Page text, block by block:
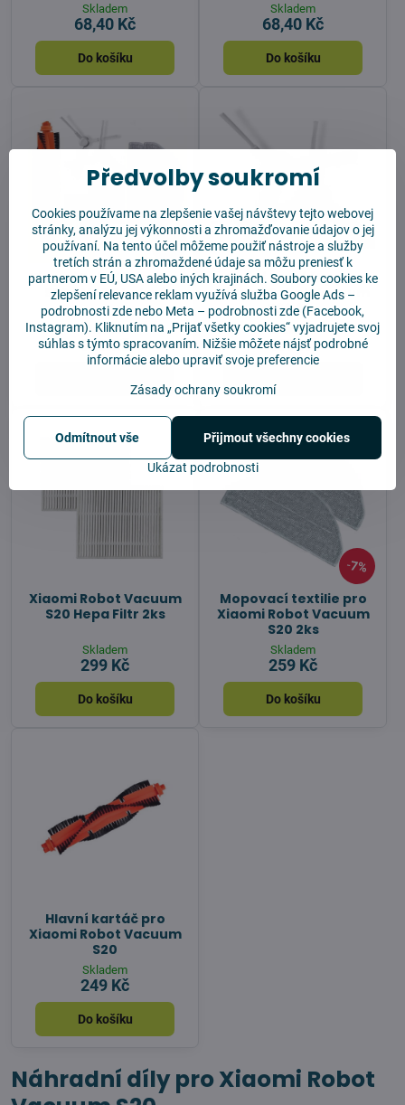
Skladem
68,40 Kč
Do košíku
Skladem
68,40 Kč
Do košíku
17%
Xiaomi Robot Vacuum
S20 SMART balení
Skladem
949 Kč
Boční kartáčky pro
Xiaomi Robot Vacuum
S20 2ks
Skladem
199 Kč
Xiaomi Robot Vacuum
S20 Hepa Filtr 2ks
Skladem
299 Kč
Do košíku
7%
Mopovací textilie pro
Xiaomi Robot Vacuum
S20 2ks
Skladem
259 Kč
Do košíku
Hlavní kartáč pro
Xiaomi Robot Vacuum
S20
Skladem
249 Kč
Do košíku
Náhradní díly pro Xiaomi Robot
Předvolby soukromí
Cookies používame na zlepšenie vašej návštevy tejto webovej
stránky, analýzu jej výkonnosti a zhromažďovanie údajov o jej
používaní. Na tento účel môžeme použiť nástroje a služby
tretích strán a zhromaždené údaje sa môžu preniesť k
partnerom v EÚ, USA alebo iných krajinách. Soubory cookies ke
zlepšení relevance reklam využívá služba Google Ads –
podrobnosti zde nebo Meta – podrobnosti zde (Facebook,
Instagram). Kliknutím na „Prijať všetky cookies“ vyjadrujete svoj
súhlas s týmto spracovaním. Nižšie môžete nájsť podrobné
informácie alebo upraviť svoje preferencie
Zásady ochrany soukromí
Ukázat podrobnosti
Přijmout všechny cookies
Odmítnout vše